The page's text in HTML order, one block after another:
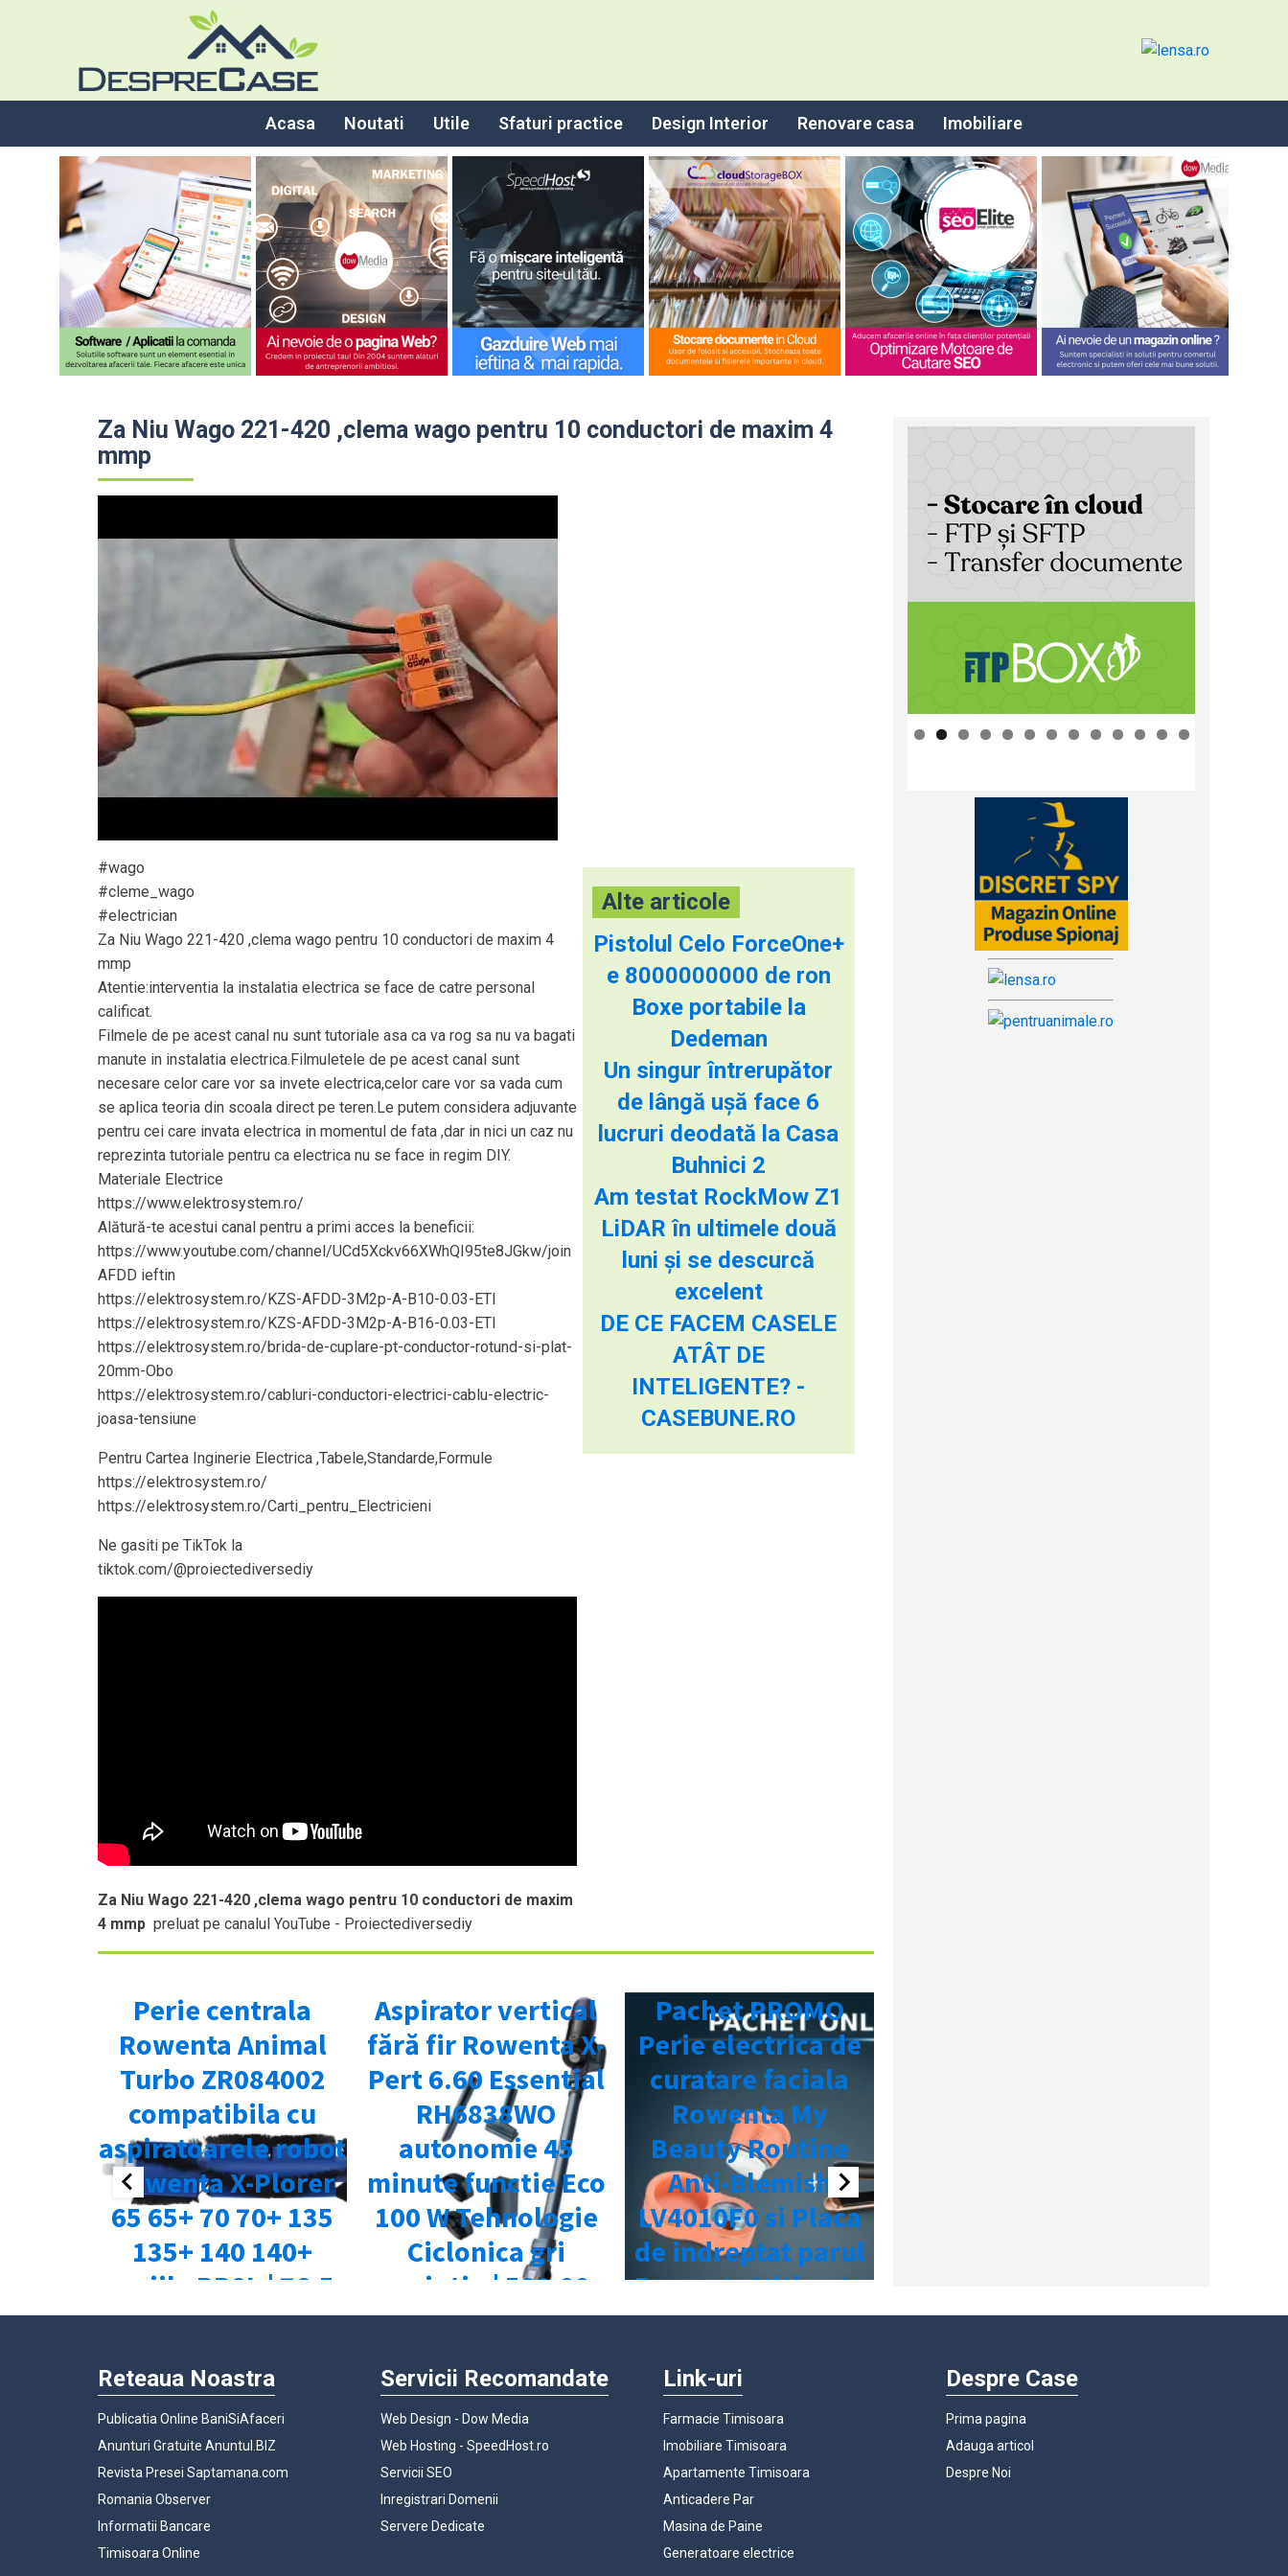
Acasa Noutati Utile Sfaturi practice Design Interior Renovare casa Imobiliare
Za Niu Wago 221-420 ,clema wago pentru 10 conductori de maxim 4
mmp
#wago
#cleme_wago
#electrician
Za Niu Wago 221-420 ,clema wago pentru 10 conductori de maxim 4
mmp
Atentie:interventia la instalatia electrica se face de catre personal
calificat.
Filmele de pe acest canal nu sunt tutoriale asa ca va rog sa nu va bagati
manute in instalatia electrica.Filmuletele de pe acest canal sunt
necesare celor care vor sa invete electrica,celor care vor sa vada cum
se aplica teoria din scoala direct pe teren.Le putem considera adjuvante
pentru cei care invata electrica in momentul de fata ,dar in nici un caz nu
reprezinta tutoriale pentru ca electrica nu se face in regim DIY.
Materiale Electrice
https://www.elektrosystem.ro/
Alătură-te acestui canal pentru a primi acces la beneficii:
https://www.youtube.com/channel/UCd5Xckv66XWhQI95te8JGkw/join
AFDD ieftin
https://elektrosystem.ro/KZS-AFDD-3M2p-A-B10-0.03-ETI
https://elektrosystem.ro/KZS-AFDD-3M2p-A-B16-0.03-ETI
https://elektrosystem.ro/brida-de-cuplare-pt-conductor-rotund-si-plat-
20mm-Obo
https://elektrosystem.ro/cabluri-conductori-electrici-cablu-electric-
joasa-tensiune
Pentru Cartea Inginerie Electrica ,Tabele,Standarde,Formule
https://elektrosystem.ro/
https://elektrosystem.ro/Carti_pentru_Electricieni
Ne gasiti pe TikTok la
tiktok.com/@proiectediversediy
Za Niu Wago 221-420 ,clema wago pentru 10 conductori de maxim
4 mmp preluat pe canalul YouTube - Proiectediversediy
Alte articole
Pistolul Celo ForceOne+
e 8000000000 de ron
Boxe portabile la
Dedeman
Un singur întrerupător
de lângă ușă face 6
lucruri deodată la Casa
Buhnici 2
Am testat RockMow Z1
LiDAR în ultimele două
luni și se descurcă
excelent
DE CE FACEM CASELE
ATÂT DE
INTELIGENTE? -
CASEBUNE.RO
Reteaua Noastra
Publicatia Online BaniSiAfaceri
Anunturi Gratuite Anuntul.BIZ
Revista Presei Saptamana.com
Romania Observer
Informatii Bancare
Timisoara Online
Servicii Recomandate
Web Design - Dow Media
Web Hosting - SpeedHost.ro
Servicii SEO
Inregistrari Domenii
Servere Dedicate
Link-uri
Farmacie Timisoara
Imobiliare Timisoara
Apartamente Timisoara
Anticadere Par
Masina de Paine
Generatoare electrice
Despre Case
Prima pagina
Adauga articol
Despre Noi